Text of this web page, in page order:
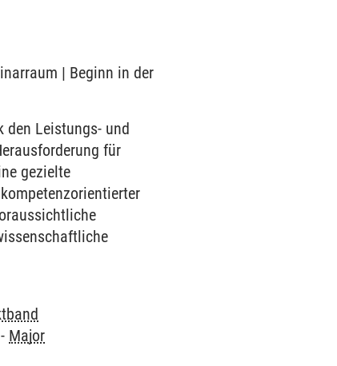
| Beginn in der
den Leistungs- und
für
gezielte
- Major